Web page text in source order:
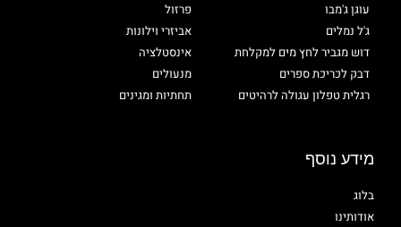
עוגן ג'מבו
ג'ל נמלים
דוש מגביר לחץ מים למקלחת
דבק לכריכת ספרים
רגלית טפלון עגולה לרהיטים
פרזול
אביזרי וילונות
אינסטלציה
מנעולים
תחתיות ומגינים
מידע נוסף
בלוג
אודותינו